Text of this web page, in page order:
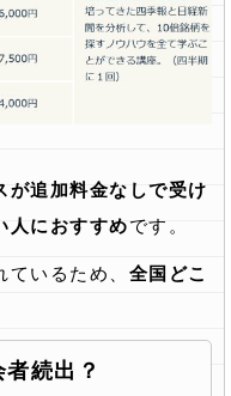
が追加料金なしで受け
人におすすめです。
いるため、 全国どこ
続出？